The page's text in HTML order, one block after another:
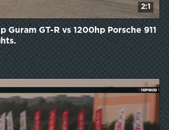
2:1
Guram GT-R vs 1200hp Porsche 911